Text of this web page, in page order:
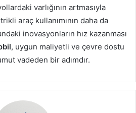
varlığının artmasıyla
araç kullanımının daha da
inovasyonların hız kazanması
, uygun maliyetli ve çevre dostu
vadeden bir adımdır.